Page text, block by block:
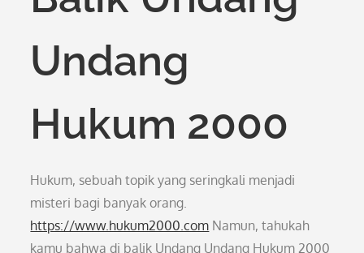
Undang
Hukum 2000
Hukum, sebuah topik yang seringkali menjadi
misteri bagi banyak orang.
https://www.hukum2000.com Namun, tahukah
kamu bahwa di balik Undang Undang Hukum 2000